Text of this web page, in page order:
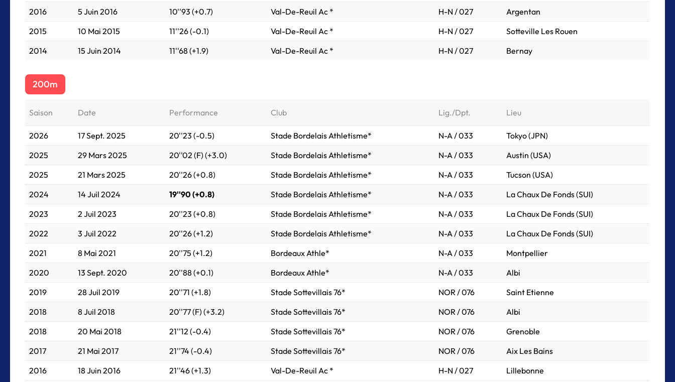
2016
5 Juin 2016 10''93 (+0.7) Val-De-Reuil Ac * H-N / 027
Argentan
2015
10 Mai 2015 11''26 (-0.1) Val-De-Reuil Ac * H-N / 027
Sotteville Les Rouen
2014
15 Juin 2014 11''68 (+1.9) Val-De-Reuil Ac * H-N / 027 Bernay
200m
Saison Date Performance Club Lig./Dpt. Lieu
2026 17 Sept. 2025 20''23 (-0.5) Stade Bordelais Athletisme* N-A / 033
Tokyo (JPN)
2025
29 Mars 2025 20''02 (F) (+3.0) Stade Bordelais Athletisme* N-A / 033
Austin (USA)
2025
21 Mars 2025 20''26 (+0.8) Stade Bordelais Athletisme* N-A / 033
Tucson (USA)
2024
14 Juil 2024 19''90 (+0.8) Stade Bordelais Athletisme* N-A / 033
La Chaux De Fonds (SUI)
2023
2 Juil 2023 20''23 (+0.8) Stade Bordelais Athletisme* N-A / 033
La Chaux De Fonds (SUI)
2022
3 Juil 2022 20''26 (+1.2) Stade Bordelais Athletisme* N-A / 033
La Chaux De Fonds (SUI)
2021
8 Mai 2021 20''75 (+1.2) Bordeaux Athle* N-A / 033
Montpellier
2020
13 Sept. 2020 20''88 (+0.1) Bordeaux Athle* N-A / 033
Albi
2019
28 Juil 2019 20''71 (+1.8) Stade Sottevillais 76* NOR / 076
Saint Etienne
2018
8 Juil 2018 20''77 (F) (+3.2) Stade Sottevillais 76* NOR / 076
Albi
2018
20 Mai 2018 21''12 (-0.4) Stade Sottevillais 76* NOR / 076
Grenoble
2017
21 Mai 2017 21''74 (-0.4) Stade Sottevillais 76* NOR / 076
Aix Les Bains
2016
18 Juin 2016 21''46 (+1.3) Val-De-Reuil Ac * H-N / 027
Lillebonne